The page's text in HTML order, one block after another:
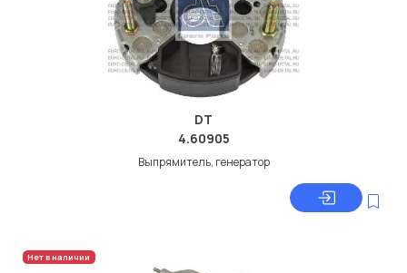
DT
4.60905
Выпрямитель, генератор
Нет в наличии